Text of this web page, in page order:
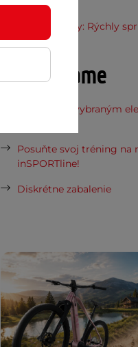
Kamado grily: Rýchly
Odporúčame
Cashback k vybraným
Posuňte svoj tréning na
inSPORTline!
Diskrétne zabalenie